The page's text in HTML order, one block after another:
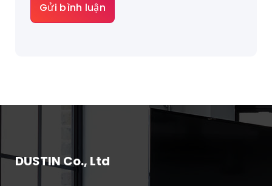
DUSTIN Co., Ltd